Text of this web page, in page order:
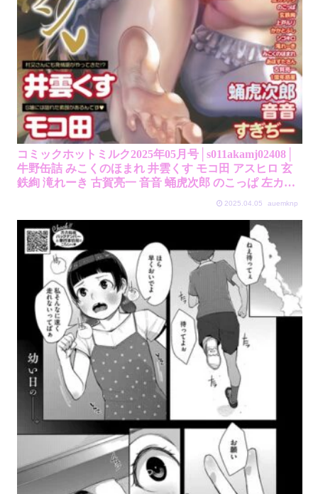
コミックホットミルク2025年05月号│s011akamj02408│
牛野缶詰 みこくのほまれ 井雲くす モコ田 アスヒロ 玄
鉄絢 滝れーき 古賀亮一 音音 蛹虎次郎 のこっぱ 左カゲ
2025.04.05 auemknp